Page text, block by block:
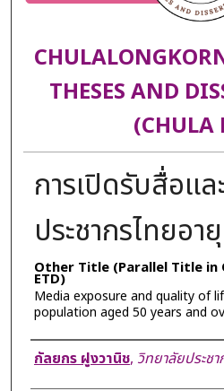
THESES AND
(CHULA
การเปิดรับสื่อแ
ประชากรไทยอา
Other Title (Parallel Title in
ETD)
Media exposure and quality of
population aged 50 years and
Author
กัลยกร ฝูงวานิช, วิทยาลัยประช